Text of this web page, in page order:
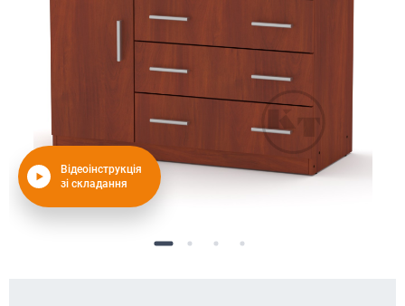
Відеоінструкція
зі складання